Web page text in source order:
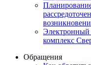
Электронный
комплекс
Обращения